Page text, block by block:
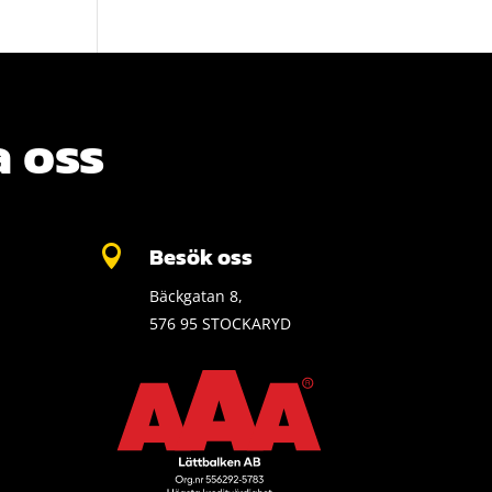
oss
 Besök oss
Bäckgatan 8,
576 95 STOCKARYD